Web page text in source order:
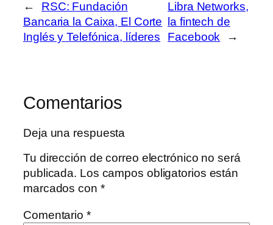
←
RSC: Fundación
Bancaria la Caixa, El Corte
Inglés y Telefónica, líderes
Libra Networks,
la fintech de
Facebook
→
Comentarios
Deja una respuesta
Tu dirección de correo electrónico no será
publicada. Los campos obligatorios están
marcados con *
Comentario *